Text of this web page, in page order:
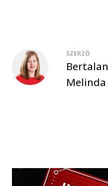
SZERZŐ
Bertalan
Melinda